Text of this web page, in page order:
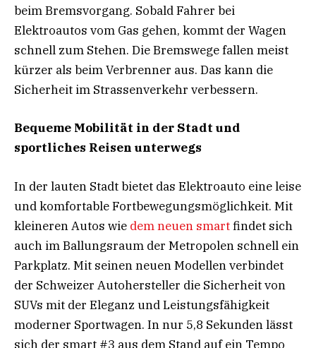
beim Bremsvorgang. Sobald Fahrer bei
Elektroautos vom Gas gehen, kommt der Wagen
schnell zum Stehen. Die Bremswege fallen meist
kürzer als beim Verbrenner aus. Das kann die
Sicherheit im Strassenverkehr verbessern.
Bequeme Mobilität in der Stadt und
sportliches Reisen unterwegs
In der lauten Stadt bietet das Elektroauto eine leise
und komfortable Fortbewegungsmöglichkeit. Mit
kleineren Autos wie dem neuen smartfindet sich
auch im Ballungsraum der Metropolen schnell ein
Parkplatz. Mit seinen neuen Modellen verbindet
der Schweizer Autohersteller die Sicherheit von
SUVs mit der Eleganz und Leistungsfähigkeit
moderner Sportwagen. In nur 5,8 Sekunden lässt
sich der smart #3 aus dem Stand auf ein Tempo